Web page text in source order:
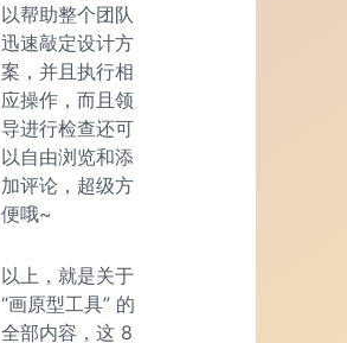
以帮助整个团队
迅速敲定设计方
案，并且执行相
应操作，而且领
导进行检查还可
以自由浏览和添
加评论，超级方
便哦~
以上，就是关于
“画原型工具” 的
全部内容，这 8